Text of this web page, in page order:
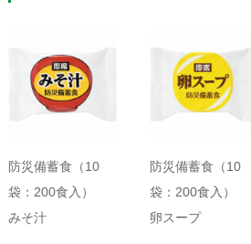
防災備蓄食（10
袋：200食入）
みそ汁
防災備蓄食（10
袋：200食入）
卵スープ